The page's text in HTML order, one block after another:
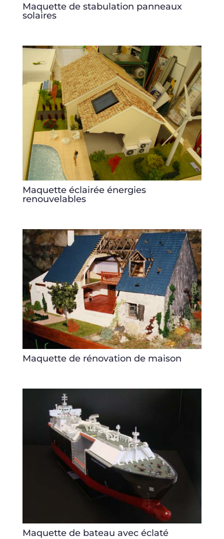
Maquette de stabulation panneaux
solaires
Maquette éclairée énergies
renouvelables
Maquette de rénovation de maison
Maquette de bateau avec éclaté